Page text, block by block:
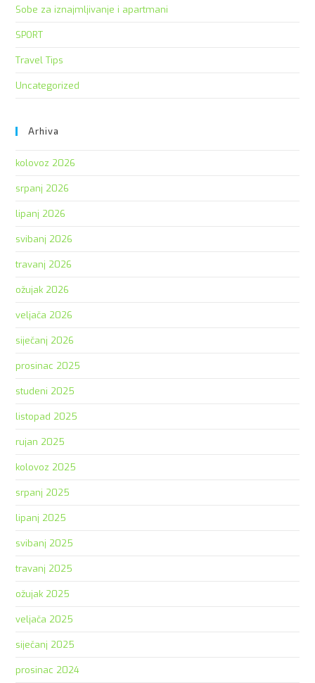
Sobe za iznajmljivanje i apartmani
SPORT
Travel Tips
Uncategorized
Arhiva
kolovoz 2026
srpanj 2026
lipanj 2026
svibanj 2026
travanj 2026
ožujak 2026
veljača 2026
siječanj 2026
prosinac 2025
studeni 2025
listopad 2025
rujan 2025
kolovoz 2025
srpanj 2025
lipanj 2025
svibanj 2025
travanj 2025
ožujak 2025
veljača 2025
siječanj 2025
prosinac 2024